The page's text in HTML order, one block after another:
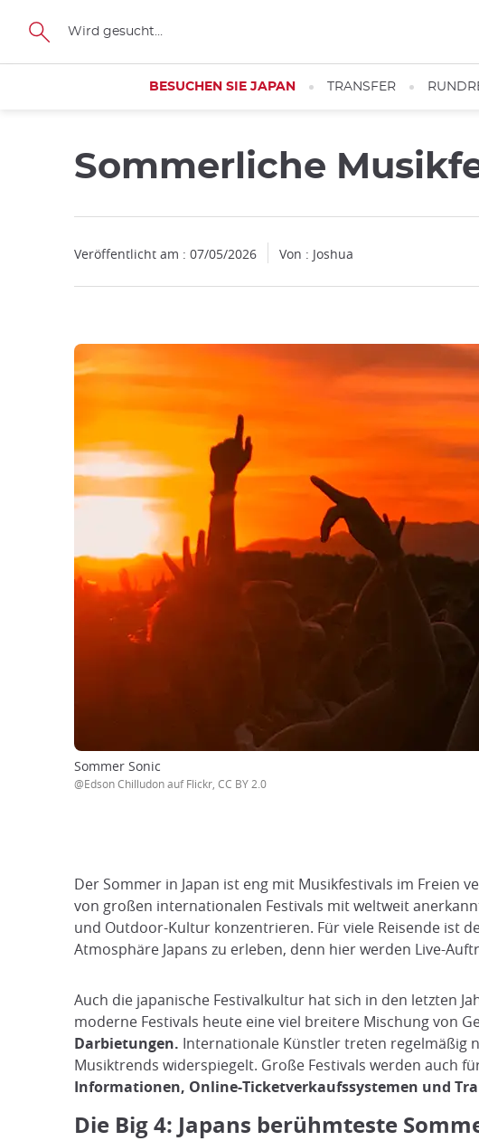
Größe
BESUCHEN SIE JAPAN TRANSFER
Sommerliche
Veröffentlicht am : 07/05/2026 Von : Joshua
Sommer Sonic
@Edson Chilludon auf Flickr, CC BY 2.0
Der Sommer in Japan ist eng mit Musikfestivals im Freien
von großen internationalen Festivals mit weltweit
und Outdoor-Kultur konzentrieren. Für viele Reisende ist
Atmosphäre Japans zu erleben, denn hier werden Live-
Auch die japanische Festivalkultur hat sich in den letzten
moderne Festivals heute eine viel breitere Mischung von
Darbietungen. Internationale Künstler treten regelmäßig
Musiktrends widerspiegelt. Große Festivals werden auch
Informationen, Online-Ticketverkaufssystemen und
Die Big 4: Japans berühmteste